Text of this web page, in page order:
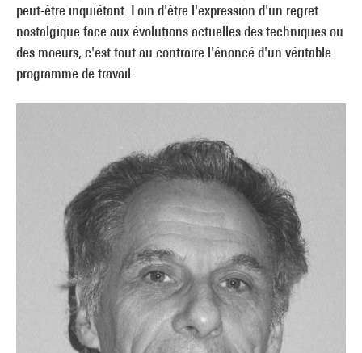
peut-être inquiétant. Loin d'être l'expression d'un regret
nostalgique face aux évolutions actuelles des techniques ou
des moeurs, c'est tout au contraire l'énoncé d'un véritable
programme de travail.